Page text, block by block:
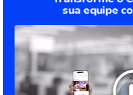
Modelos de Trabalho:
Pandemia
Os Modelos de trabalho
o advento da Pandemia. Em
sua equipe